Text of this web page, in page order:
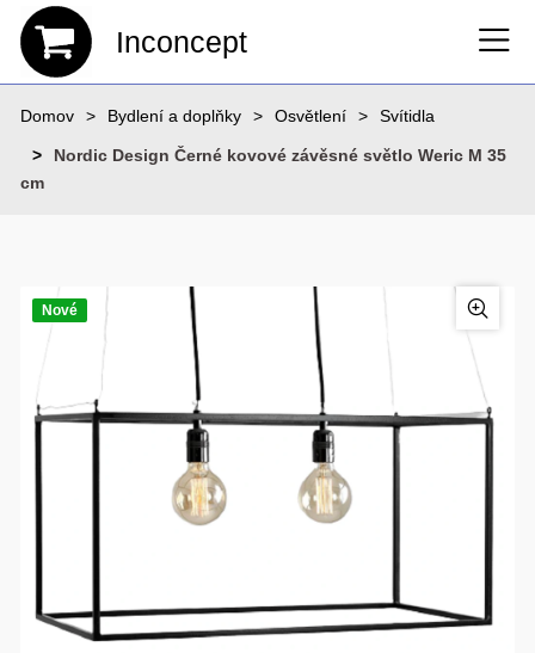
Inconcept
Domov Bydlení a doplňky Osvětlení Svítidla
Nordic Design Černé kovové závěsné světlo Weric M 35
cm
Nové